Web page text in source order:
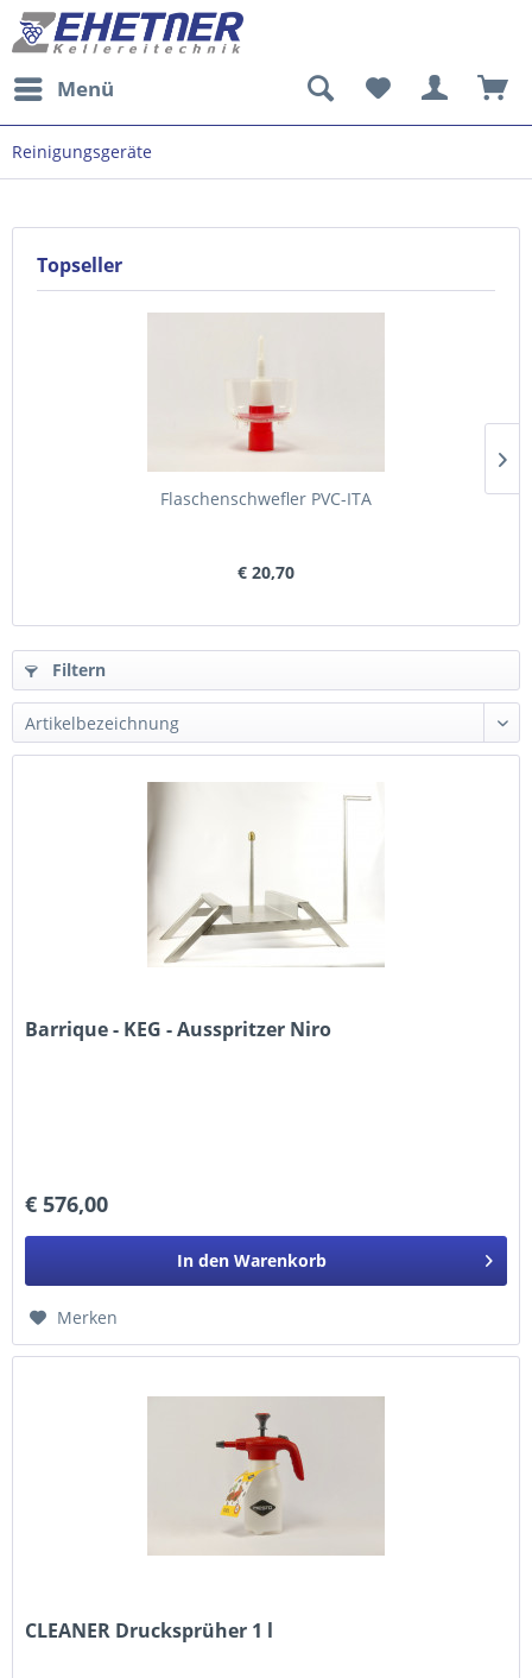
Menü
Reinigungsgeräte
Topseller
Flaschenschwefler PVC-ITA
€ 20,70
Filtern
Barrique - KEG - Ausspritzer Niro
€ 576,00
In den Warenkorb
Merken
CLEANER Drucksprüher 1 l